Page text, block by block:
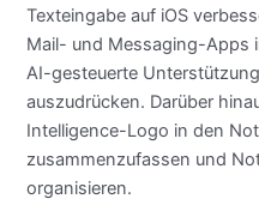
Texteingabe auf iOS
Mail- und Messaging-Apps
AI-gesteuerte
auszudrücken. Darüber
Intelligence-Logo in den
zusammenzufassen und
organisieren.